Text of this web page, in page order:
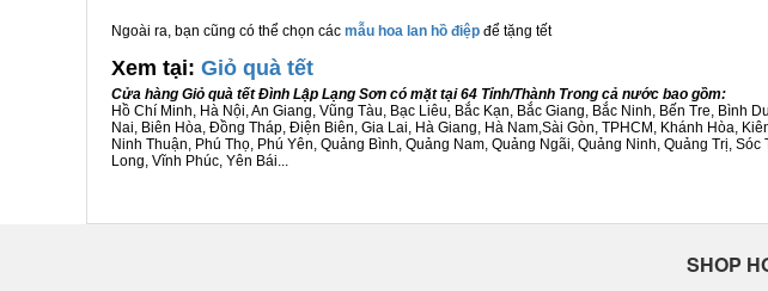
Ngoài ra, bạn cũng có thể chọn các mẫu hoa lan hồ điệp để tặng tết
Xem tại: Giỏ quà tết
Cửa hàng Giỏ quà tết Đình Lập Lạng Sơn có mặt tại 64 Tỉnh/Thành Trong cả nước bao gồm:
Hồ Chí Minh, Hà Nội, An Giang, Vũng Tàu, Bạc Liêu, Bắc Kạn, Bắc Giang, Bắc Ninh, Bến Tre,
Nai, Biên Hòa, Đồng Tháp, Điện Biên, Gia Lai, Hà Giang, Hà Nam,Sài Gòn, TPHCM, Khánh Hòa,
Ninh Thuận, Phú Thọ, Phú Yên, Quảng Bình, Quảng Nam, Quảng Ngãi, Quảng Ninh, Quảng Trị,
Long, Vĩnh Phúc, Yên Bái...
SHOP